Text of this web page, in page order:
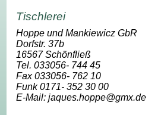
Tischlerei
Hoppe und Mankiewicz GbR
Dorfstr. 37b
16567 Schönfließ
Tel. 033056- 744 45
Fax 033056- 762 10
Funk 0171- 352 30 00
E-Mail: jaques.hoppe@gmx.de